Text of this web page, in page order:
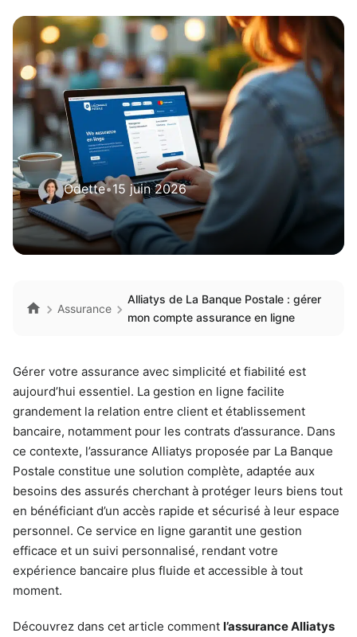
Odette•15 juin 2026
Assurance
Alliatys de La Banque Postale : gérer
mon compte assurance en ligne
Gérer votre assurance avec simplicité et fiabilité est
aujourd’hui essentiel. La gestion en ligne facilite
grandement la relation entre client et établissement
bancaire, notamment pour les contrats d’assurance. Dans
ce contexte, l’assurance Alliatys proposée par La Banque
Postale constitue une solution complète, adaptée aux
besoins des assurés cherchant à protéger leurs biens tout
en bénéficiant d’un accès rapide et sécurisé à leur espace
personnel. Ce service en ligne garantit une gestion
efficace et un suivi personnalisé, rendant votre
expérience bancaire plus fluide et accessible à tout
moment.
Découvrez dans cet article comment l’assurance Alliatys